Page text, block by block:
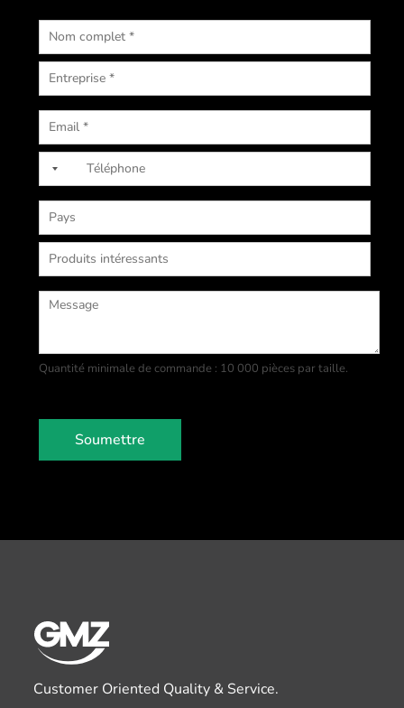
Quantité minimale de commande : 10 000 pièces par taille.
Soumettre
Customer Oriented Quality & Service.